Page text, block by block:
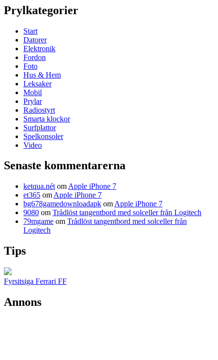
Prylkategorier
Start
Datorer
Elektronik
Fordon
Foto
Hus & Hem
Leksaker
Mobil
Prylar
Radiostyrt
Smarta klockor
Surfplattor
Spelkonsoler
Video
Senaste kommentarerna
ketqua.nét om Apple iPhone 7
et365 om Apple iPhone 7
bg678gamedownloadapk om Apple iPhone 7
9080 om Trådlöst tangentbord med solceller från Logitech
79mgame om Trådlöst tangentbord med solceller från
Logitech
Tips
Fyrsitsiga Ferrari FF
Annons